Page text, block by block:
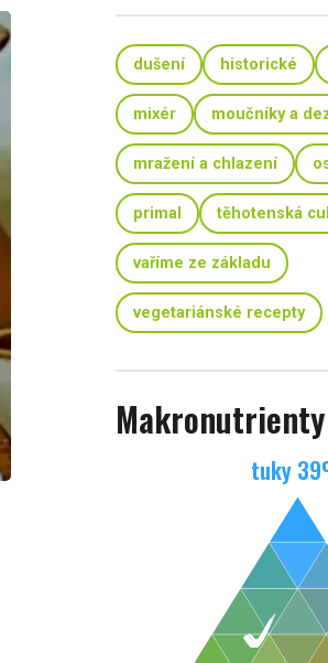
dušení historické
mixér moučníky a
mražení a chlazení
primal těhotenská
vaříme ze základu
vegetariánské recepty
Makronutrienty
tuky 39